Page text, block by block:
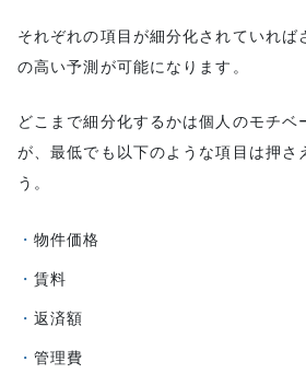
それぞれの項目が細分化されていれば
の高い予測が可能になります。
どこまで細分化するかは個人のモチベ
が、最低でも以下のような項目は押さ
う。
物件価格
賃料
返済額
管理費